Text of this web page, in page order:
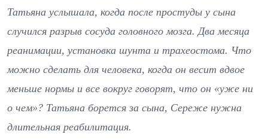
Татьяна услышала, когда после простуды у сына
случился разрыв сосуда головного мозга. Два месяца
реанимации, установка шунта и трахеостома. Что
можно сделать для человека, когда он весит вдвое
меньше нормы и все вокруг говорят, что он «уже ни
о чем»? Татьяна борется за сына, Сереже нужна
длительная реабилитация.